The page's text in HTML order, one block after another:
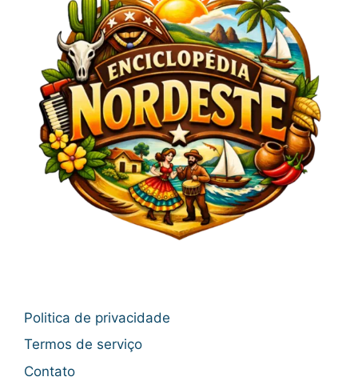
Politica de privacidade
Termos de serviço
Contato